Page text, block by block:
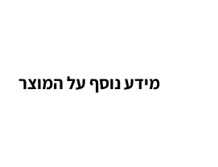
מידע נוסף על המוצר